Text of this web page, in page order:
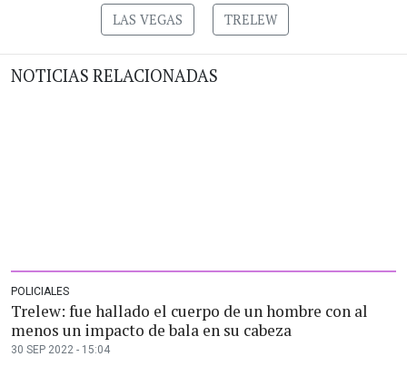
LAS VEGAS TRELEW
NOTICIAS RELACIONADAS
POLICIALES
Trelew: fue hallado el cuerpo de un hombre con al
menos un impacto de bala en su cabeza
30 SEP 2022 - 15:04